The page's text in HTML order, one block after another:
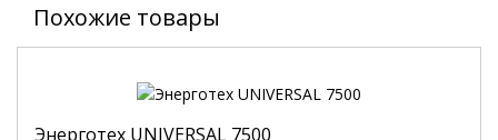
Похожие товары
Энерготех UNIVERSAL 7500